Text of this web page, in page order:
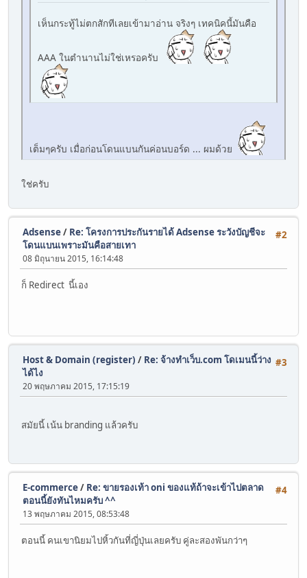
เห็นกระทู้ไม่ตกสักทีเลยเข้ามาอ่าน จริงๆ เทคนิคนี้มันคือ
AAA ในตำนานไม่ใช่เหรอครับ
เต็มๆครับ เมื่อก่อนโดนแบนกันค่อนบอร์ด ... ผมด้วย
ใช่ครับ
#2
Adsense/ Re: โครงการประกันรายได้ Adsense ระวังบัญชีจะ
โดนแบนเพราะมันคือสายเทา
08 มิถุนายน 2015, 16:14:48
ก็ Redirect นี้เอง
#3
Host & Domain (register) / Re: จ้างทำเว็บ.com โดเมนนี้ว่าง
ได้ไง
20 พฤษภาคม 2015, 17:15:19
สมัยนี้ เน้น branding แล้วครับ
#4
E-commerce/ Re: ขายรองเท้า oni ของแท้ถ้าจะเข้าไปตลาด
ตอนนี้ยังทันไหมครับ ^^
13 พฤษภาคม 2015, 08:53:48
ตอนนี้ คนเขานิยมไปหิ้วกันที่ญี่ปุ่นเลยครับ คู่ละสองพันกว่าๆ